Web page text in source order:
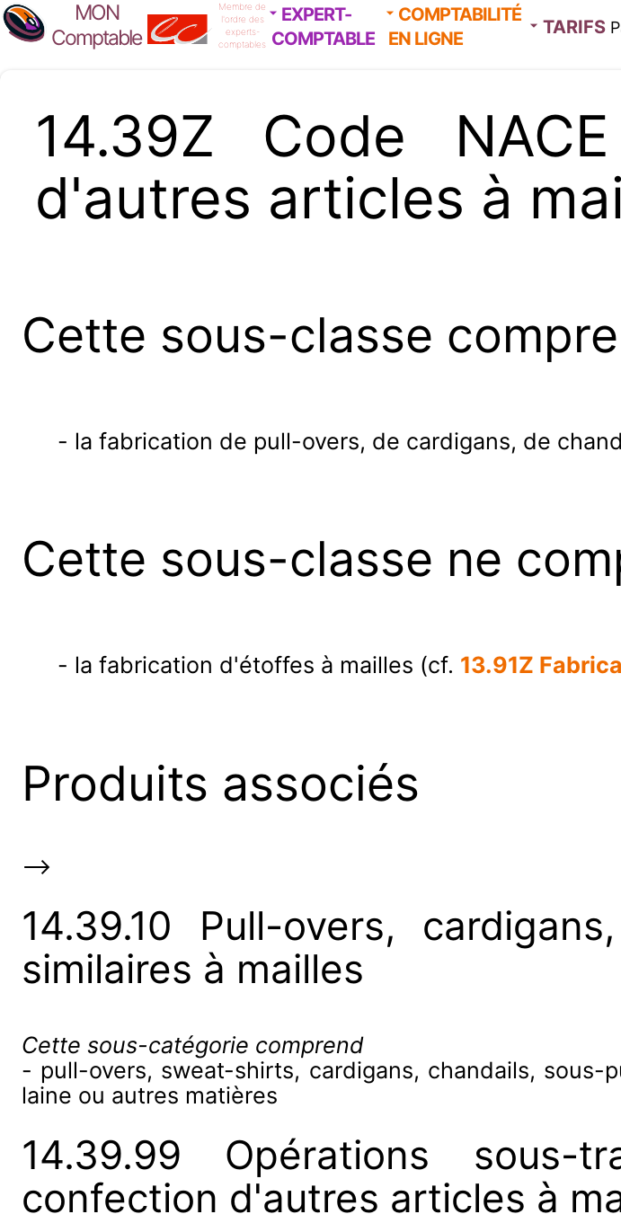
MON
Comptable
Membre de
l'ordre des
experts-
comptables
EXPERT-
COMPTABLE
COMPTABILITÉ
EN LIGNE
TARIFS
14.39Z Code
d'autres articles à
Cette sous-classe
- la fabrication de pull-overs, de cardigans, de
Cette sous-classe ne
- la fabrication d'étoffes à mailles (cf. 13.91Z
Produits associés
-->
14.39.10 Pull-overs,
similaires à mailles
Cette sous-catégorie comprend
- pull-overs, sweat-shirts, cardigans, chandails,
laine ou autres matières
14.39.99 Opérations
confection d'autres articles à